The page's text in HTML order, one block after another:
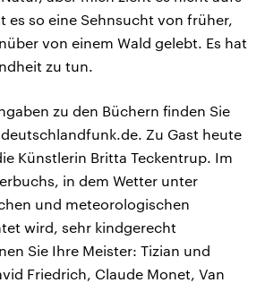
es so eine Sehnsucht von früher,
von einem Wald gelebt. Es hat
zu tun.
zu den Büchern finden Sie
Zu Gast heute
Künstlerin Britta Teckentrup. Im
in dem Wetter unter
und meteorologischen
wird, sehr kindgerecht
Sie Ihre Meister: Tizian und
Friedrich, Claude Monet, Van